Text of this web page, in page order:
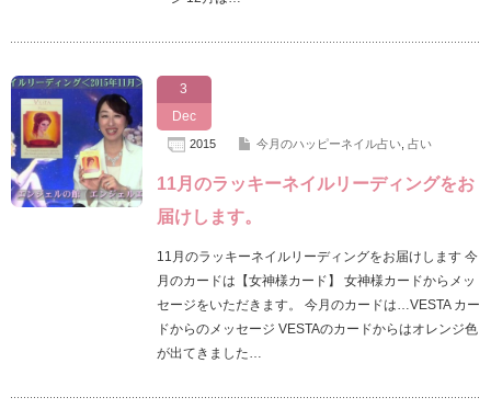
3
Dec
2015 今月のハッピーネイル占い, 占い
11月のラッキーネイルリーディングをお
届けします。
11月のラッキーネイルリーディングをお届けします 今
月のカードは【女神様カード】 女神様カードからメッ
セージをいただきます。 今月のカードは…VESTA カー
ドからのメッセージ VESTAのカードからはオレンジ色
が出てきました…